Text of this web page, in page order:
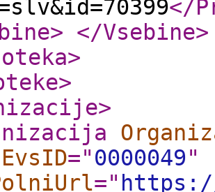
</
> </Vsebine>
>
>
>
="0000049"
="